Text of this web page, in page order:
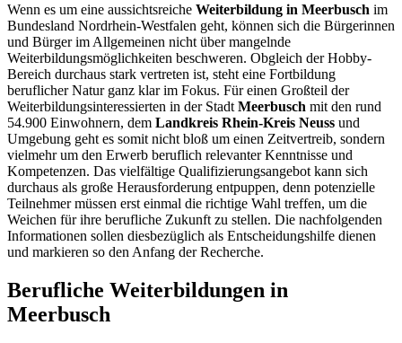
Wenn es um eine aussichtsreiche Weiterbildung in Meerbusch im
Bundesland Nordrhein-Westfalen geht, können sich die Bürgerinnen
und Bürger im Allgemeinen nicht über mangelnde
Weiterbildungsmöglichkeiten beschweren. Obgleich der Hobby-
Bereich durchaus stark vertreten ist, steht eine Fortbildung
beruflicher Natur ganz klar im Fokus. Für einen Großteil der
Weiterbildungsinteressierten in der Stadt Meerbusch mit den rund
54.900 Einwohnern, dem Landkreis Rhein-Kreis Neuss und
Umgebung geht es somit nicht bloß um einen Zeitvertreib, sondern
vielmehr um den Erwerb beruflich relevanter Kenntnisse und
Kompetenzen. Das vielfältige Qualifizierungsangebot kann sich
durchaus als große Herausforderung entpuppen, denn potenzielle
Teilnehmer müssen erst einmal die richtige Wahl treffen, um die
Weichen für ihre berufliche Zukunft zu stellen. Die nachfolgenden
Informationen sollen diesbezüglich als Entscheidungshilfe dienen
und markieren so den Anfang der Recherche.
Berufliche Weiterbildungen in
Meerbusch